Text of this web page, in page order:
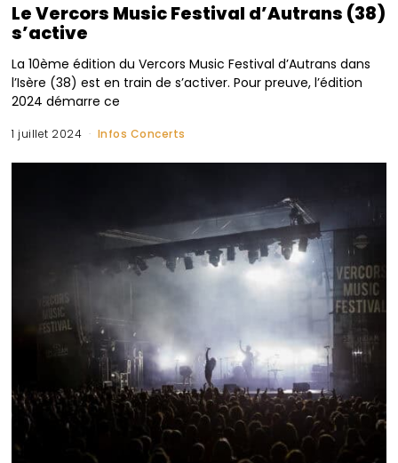
Le Vercors Music Festival d’Autrans (38)
s’active
La 10ème édition du Vercors Music Festival d’Autrans dans
l’Isère (38) est en train de s’activer. Pour preuve, l’édition
2024 démarre ce
1 juillet 2024 Infos Concerts